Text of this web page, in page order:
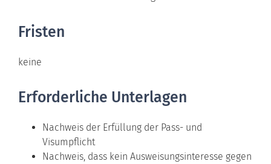
Fristen
keine
Erforderliche Unterlagen
Nachweis der Erfüllung der Pass- und
Visumpflicht
Nachweis, dass kein Ausweisungsinteresse gegen